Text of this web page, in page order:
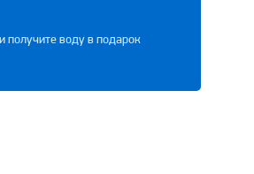
получите воду в подарок